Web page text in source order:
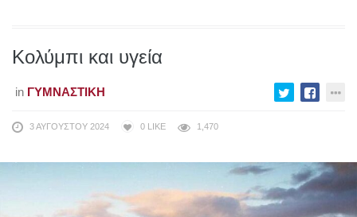
Κολύμπι και υγεία
in ΓΥΜΝΑΣΤΙΚΉ
3 ΑΥΓΟΎΣΤΟΥ 2024 0 LIKE 1,470